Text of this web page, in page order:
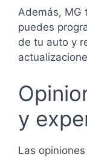
Además, MG
puedes
de tu auto y
y
Las